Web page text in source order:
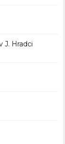
J. Hradci